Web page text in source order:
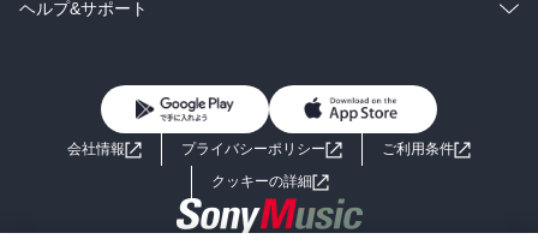
ラノベ
コミック
ライトノベル 男子向けラノベ
小説
海外小説
ヘルプ&サポート
よくあるご質問 お問い合わせ
会社情報 プライバシーポリシー
ご利用条件
クッキーの詳細